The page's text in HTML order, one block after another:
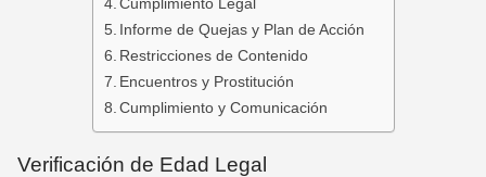
Informe de Quejas y Plan de Acción
Restricciones de Contenido
Encuentros y Prostitución
Cumplimiento y Comunicación
Verificación de Edad Legal